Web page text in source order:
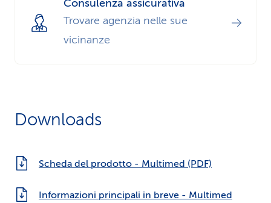
Consulenza assicurativa
Trovare agenzia nelle sue
vicinanze
Downloads
Scheda del prodotto - Multimed (PDF)
Informazioni principali in breve - Multimed